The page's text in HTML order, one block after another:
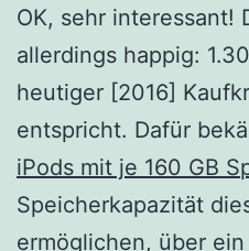
OK, sehr interessant!
allerdings happig:
heutiger [2016]
entspricht. Dafür
iPods mit je 160 GB
Speicherkapazität
ermöglichen, über